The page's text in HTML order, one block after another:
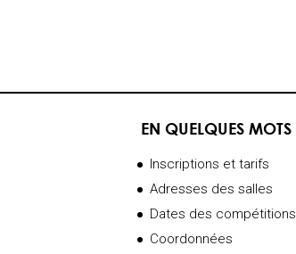
EN QUELQUES MOTS
Inscriptions et tarifs
Adresses des salles
Dates des compétitions
Coordonnées